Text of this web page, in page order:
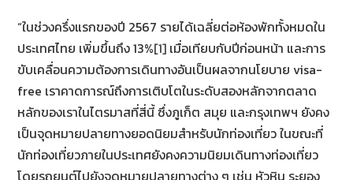
“ในช่วงครึ่งแรกของปี 2567 รายได้เฉลี่ยต่อห้องพักทั้งหมดใน
ประเทศไทย เพิ่มขึ้นถึง 13%[1] เมื่อเทียบกับปีก่อนหน้า และการ
ขับเคลื่อนความต้องการเดินทางอันเป็นผลจากนโยบาย visa-
free เราคาดการณ์ถึงการเติบโตในระดับสองหลักจากตลาด
หลักของเราในไตรมาสที่สี่นี้ ซึ่งภูเก็ต สมุย และกรุงเทพฯ ยังคง
เป็นจุดหมายปลายทางยอดนิยมสำหรับนักท่องเที่ยว ในขณะที่
นักท่องเที่ยวภายในประเทศยังคงความนิยมเดินทางท่องเที่ยว
โดยรถยนต์ไปยังจุดหมายปลายทางต่าง ๆ เช่น หัวหิน ระยอง